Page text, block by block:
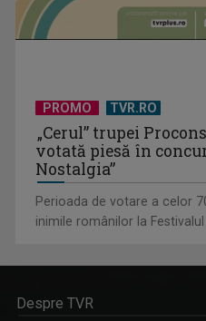
PROMO TVR.RO
„Cerul” trupei
votată piesă în
Nostalgia”
Perioada de votare a celor
inimile românilor la
Despre TVR